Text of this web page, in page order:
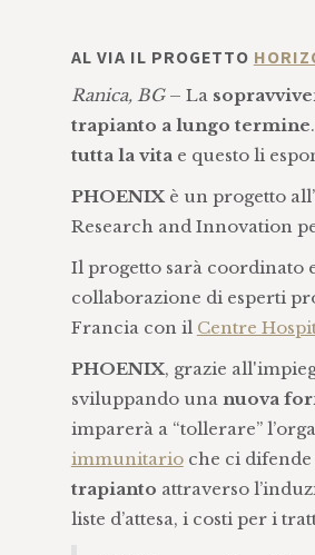
AL VIA IL PROGETTO
Ranica, BG– La
trapianto a lungo termine
tutta la vitae questo li
PHOENIXè un progetto
Research and Innovation
Il progetto sarà coordinato
collaborazione di esperti
Francia con il Centre
PHOENIX, grazie
sviluppando una nuova
imparerà a “tollerare”
immunitarioche ci difende
trapianto attraverso
liste d’attesa, i costi per i